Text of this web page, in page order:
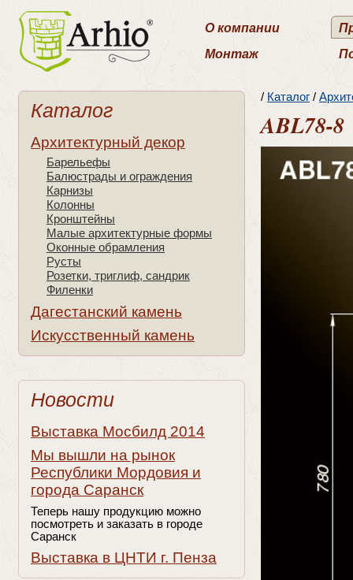
О компании
Монтаж
/ Каталог /
ABL78-8
Каталог
Архитектурный декор
Барельефы
Балюстрады и ограждения
Карнизы
Колонны
Кронштейны
Малые архитектурные формы
Оконные обрамления
Русты
Розетки, триглиф, сандрик
Филенки
Дагестанский камень
Искусственный камень
Новости
Выставка Мосбилд 2014
Мы вышли на рынок
Республики Мордовия и
города Саранск
Теперь нашу продукцию можно
посмотреть и заказать в городе
Саранск
Выставка в ЦНТИ г. Пенза